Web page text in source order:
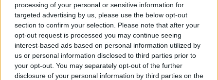
processing of your personal or sensitive information for
targeted advertising by us, please use the below opt-out
section to confirm your selection. Please note that after your
opt-out request is processed you may continue seeing
interest-based ads based on personal information utilized by
us or personal information disclosed to third parties prior to
your opt-out. You may separately opt-out of the further
disclosure of your personal information by third parties on the
Λεμόνι Σικελίας, μήλο Granny Smith και
κέδρος: Το κλασικό άρωμα που αξίζει να
βρίσκεται στην συλλογή σας
ΟΜΟΡΦΙΑ